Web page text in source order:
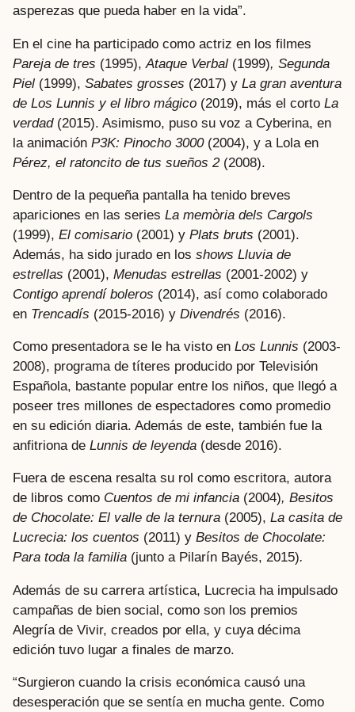
asperezas que pueda haber en la vida”.
En el cine ha participado como actriz en los filmes
Pareja de tres (1995), Ataque Verbal (1999), Segunda
Piel (1999), Sabates grosses (2017) y La gran aventura
de Los Lunnis y el libro mágico (2019), más el corto La
verdad (2015). Asimismo, puso su voz a Cyberina, en
la animación P3K: Pinocho 3000 (2004), y a Lola en
Pérez, el ratoncito de tus sueños 2 (2008).
Dentro de la pequeña pantalla ha tenido breves
apariciones en las series La memòria dels Cargols
(1999), El comisario (2001) y Plats bruts (2001).
Además, ha sido jurado en los shows Lluvia de
estrellas (2001), Menudas estrellas (2001-2002) y
Contigo aprendí boleros (2014), así como colaborado
en Trencadís (2015-2016) y Divendrés (2016).
Como presentadora se le ha visto en Los Lunnis (2003-
2008), programa de títeres producido por Televisión
Española, bastante popular entre los niños, que llegó a
poseer tres millones de espectadores como promedio
en su edición diaria. Además de este, también fue la
anfitriona de Lunnis de leyenda (desde 2016).
Fuera de escena resalta su rol como escritora, autora
de libros como Cuentos de mi infancia (2004), Besitos
de Chocolate: El valle de la ternura (2005), La casita de
Lucrecia: los cuentos (2011) y Besitos de Chocolate:
Para toda la familia (junto a Pilarín Bayés, 2015).
Además de su carrera artística, Lucrecia ha impulsado
campañas de bien social, como son los premios
Alegría de Vivir, creados por ella, y cuya décima
edición tuvo lugar a finales de marzo.
“Surgieron cuando la crisis económica causó una
desesperación que se sentía en mucha gente. Como